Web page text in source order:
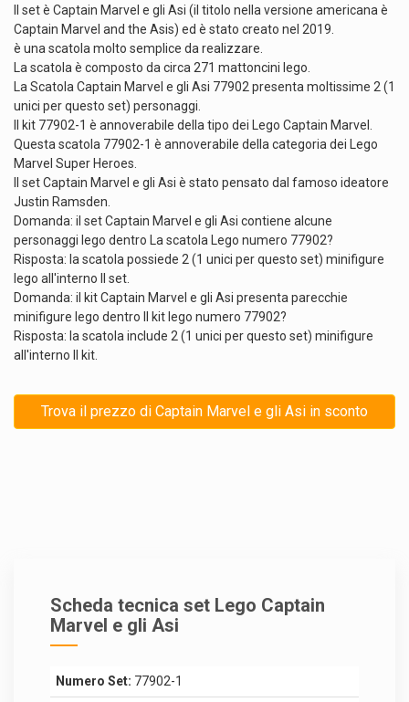
Il set è Captain Marvel e gli Asi (il titolo nella versione americana è
Captain Marvel and the Asis) ed è stato creato nel 2019.
è una scatola molto semplice da realizzare.
La scatola è composto da circa 271 mattoncini lego.
La Scatola Captain Marvel e gli Asi 77902 presenta moltissime 2 (1
unici per questo set) personaggi.
Il kit 77902-1 è annoverabile della tipo dei Lego Captain Marvel.
Questa scatola 77902-1 è annoverabile della categoria dei Lego
Marvel Super Heroes.
Il set Captain Marvel e gli Asi è stato pensato dal famoso ideatore
Justin Ramsden.
Domanda: il set Captain Marvel e gli Asi contiene alcune
personaggi lego dentro La scatola Lego numero 77902?
Risposta: la scatola possiede 2 (1 unici per questo set) minifigure
lego all'interno Il set.
Domanda: il kit Captain Marvel e gli Asi presenta parecchie
minifigure lego dentro Il kit lego numero 77902?
Risposta: la scatola include 2 (1 unici per questo set) minifigure
all'interno Il kit.
Trova il prezzo di Captain Marvel e gli Asi in sconto
Scheda tecnica set Lego Captain
Marvel e gli Asi
Numero Set: 77902-1